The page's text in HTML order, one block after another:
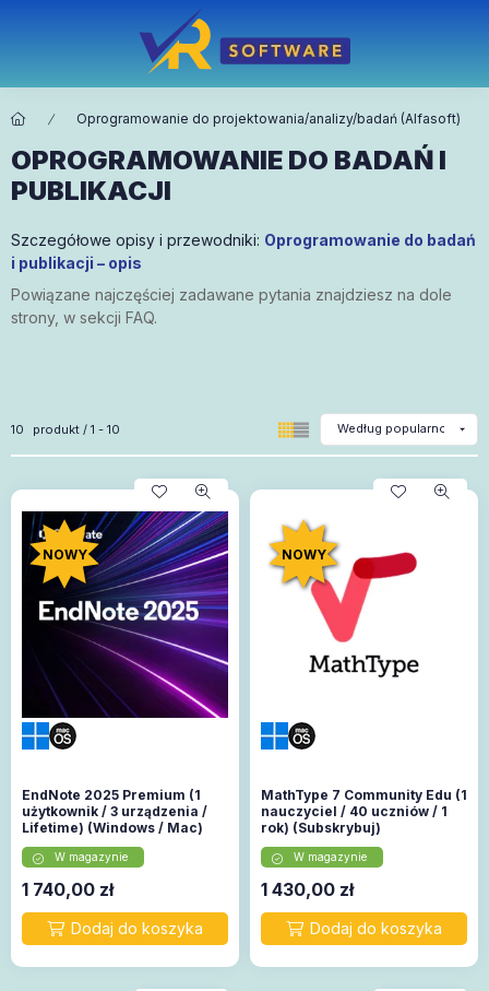
Oprogramowanie do projektowania/analizy/badań (Alfasoft)
OPROGRAMOWANIE DO BADAŃ I
PUBLIKACJI
Szczegółowe opisy i przewodniki: Oprogramowanie do badań
i publikacji – opis
Powiązane najczęściej zadawane pytania znajdziesz na dole
strony, w sekcji FAQ.
Wszystkie produkty w kategorii
10 produkt 1 10
NOWY
EndNote 2025 Premium (1
użytkownik / 3 urządzenia /
Lifetime) (Windows / Mac)
W magazynie
1 740,00 zł
NOWY
MathType 7 Community Edu (1
nauczyciel / 40 uczniów / 1
rok) (Subskrybuj)
W magazynie
1 430,00 zł